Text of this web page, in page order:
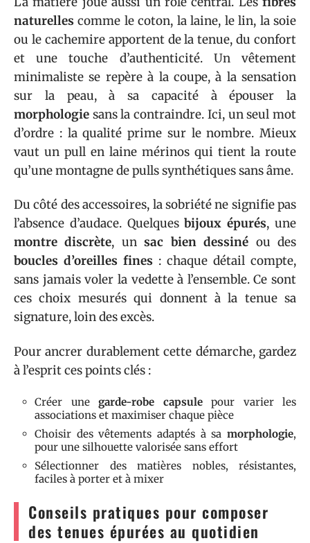
naturelles comme le coton, la laine, le lin, la soie
ou le cachemire apportent de la tenue, du confort
et une touche d’authenticité. Un vêtement
minimaliste se repère à la coupe, à la sensation
sur la peau, à sa capacité à épouser la
morphologie sans la contraindre. Ici, un seul mot
d’ordre : la qualité prime sur le nombre. Mieux
vaut un pull en laine mérinos qui tient la route
qu’une montagne de pulls synthétiques sans âme.
Du côté des accessoires, la sobriété ne signifie pas
l’absence d’audace. Quelquesbijoux épurés, une
montre discrète, unsac bien dessiné ou des
boucles d’oreilles fines : chaque détail compte,
sans jamais voler la vedette à l’ensemble. Ce sont
ces choix mesurés qui donnent à la tenue sa
signature, loin des excès.
Pour ancrer durablement cette démarche, gardez
à l’esprit ces points clés :
Créer une garde-robe capsulepour varier les
associations et maximiser chaque pièce
Choisir des vêtements adaptés à sa morphologie,
pour une silhouette valorisée sans effort
Sélectionner des matières nobles, résistantes,
faciles à porter et à mixer
Conseils pratiques pour composer
des tenues épurées au quotidien